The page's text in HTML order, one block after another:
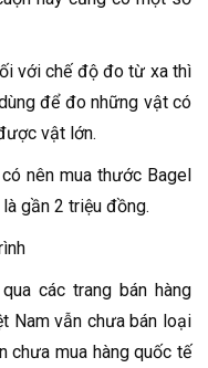
với chế độ đo từ xa thì
để đo những vật có
vật lớn.
nên mua thước Bagel
gần 2 triệu đồng.
các trang bán hàng
Nam vẫn chưa bán loại
chưa mua hàng quốc tế